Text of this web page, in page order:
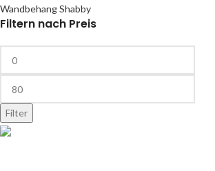
Wandbehang Shabby
Filtern nach Preis
Filter